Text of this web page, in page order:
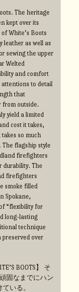
The heritage
kept over its
White’s Boots
leather as well as
sewing the upper
Welted
and comfort
to detail
that
from outside.
yield a limited
cost it takes,
so much
flagship style
firefighters
durability. The
firefighters
smoke filled
Spokane,
“flexibility for
long-lasting
technique
preserved over
BOOTS】 そ
固なまでにハン
いる。